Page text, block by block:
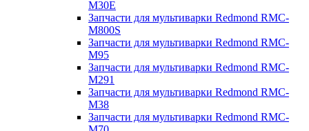
M30E
Запчасти для мультиварки Redmond RMC-
M800S
Запчасти для мультиварки Redmond RMC-
M95
Запчасти для мультиварки Redmond RMC-
M291
Запчасти для мультиварки Redmond RMC-
M38
Запчасти для мультиварки Redmond RMC-